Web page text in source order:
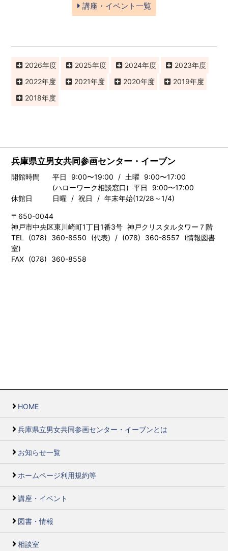
講座・イベント一覧
2026 2025 2024
2023
2022
2021 2020
2019
2018
兵庫県立男女共同参画センター・イーブン
開館時間
平日 9:00〜19:00 / 土曜 9:00〜17:00
(ハローワーク相談窓口) 平日 9:00〜17:00
休館日
日曜 / 祝日 / 年末年始(12/28～1/4)
〒650-0044
神戸市中央区東川崎町1丁目1番3号 神戸クリスタルタワー７階
TEL (078) 360-8550 (代表) / (078) 360-8557 (情報図書
室)
FAX (078) 360-8558
HOME
兵庫県立男女共同参画センター・イーブンとは
お知らせ一覧
ホームページ利用規約等
講座・イベント
図書・情報
相談室